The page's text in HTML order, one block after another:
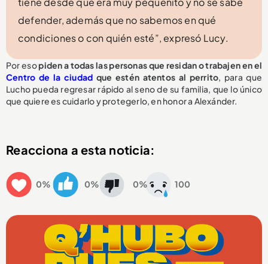
defender, además que no sabemos en qué
condiciones o con quién esté”, expresó Lucy.
Por esopiden a todas las personas que residan o trabajen en el
Centro de la ciudad que estén atentos al perrito, para que
Lucho pueda regresar rápido al seno de su familia, que lo único
que quiere es cuidarlo y protegerlo, en honor a Alexánder.
Reacciona a esta noticia:
0% 0% 0% 100